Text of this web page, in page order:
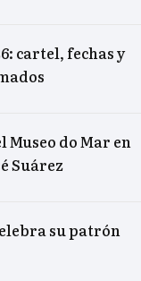
cartel, fechas y
Museo do Mar en
Suárez
su patrón